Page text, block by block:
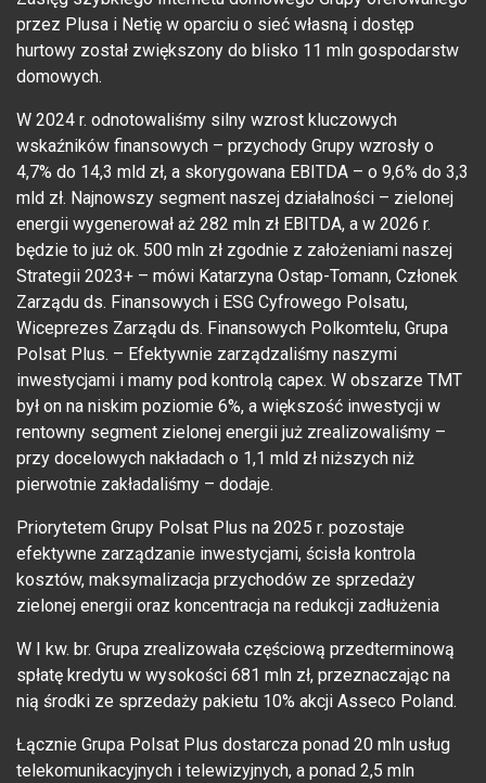
przez Plusa i Netię w oparciu o sieć własną i dostęp
hurtowy został zwiększony do blisko 11 mln gospodarstw
domowych.
W 2024 r. odnotowaliśmy silny wzrost kluczowych
wskaźników finansowych – przychody Grupy wzrosły o
4,7% do 14,3 mld zł, a skorygowana EBITDA – o 9,6% do 3,3
mld zł. Najnowszy segment naszej działalności – zielonej
energii wygenerował aż 282 mln zł EBITDA, a w 2026 r.
będzie to już ok. 500 mln zł zgodnie z założeniami naszej
Strategii 2023+ – mówi Katarzyna Ostap-Tomann, Członek
Zarządu ds. Finansowych i ESG Cyfrowego Polsatu,
Wiceprezes Zarządu ds. Finansowych Polkomtelu, Grupa
Polsat Plus. – Efektywnie zarządzaliśmy naszymi
inwestycjami i mamy pod kontrolą capex. W obszarze TMT
był on na niskim poziomie 6%, a większość inwestycji w
rentowny segment zielonej energii już zrealizowaliśmy –
przy docelowych nakładach o 1,1 mld zł niższych niż
pierwotnie zakładaliśmy – dodaje.
Priorytetem Grupy Polsat Plus na 2025 r. pozostaje
efektywne zarządzanie inwestycjami, ścisła kontrola
kosztów, maksymalizacja przychodów ze sprzedaży
zielonej energii oraz koncentracja na redukcji zadłużenia
W I kw. br. Grupa zrealizowała częściową przedterminową
spłatę kredytu w wysokości 681 mln zł, przeznaczając na
nią środki ze sprzedaży pakietu 10% akcji Asseco Poland.
Łącznie Grupa Polsat Plus dostarcza ponad 20 mln usług
telekomunikacyjnych i telewizyjnych, a ponad 2,5 mln